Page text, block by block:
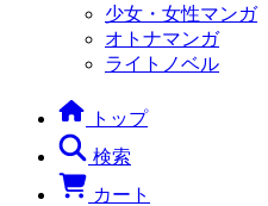
少女・女性マンガ
オトナマンガ
ライトノベル
トップ
検索
カート